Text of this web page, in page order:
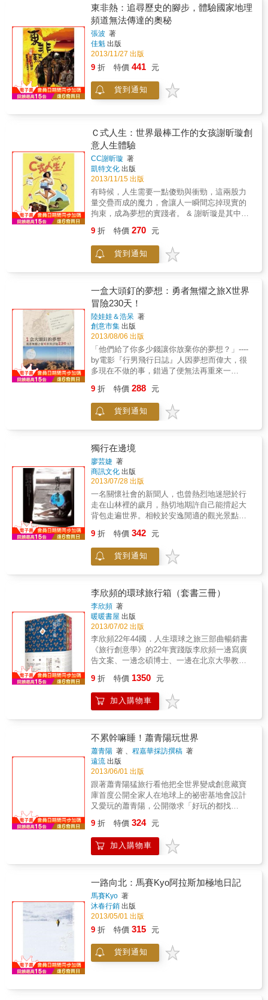
夜中街燈的妝點， 我們在旅行中感受日常的喜
悅。 輯五 他們的故事 不論世界的哪一個角
落，最美麗的風景，是人； 而最迷人的故事，
往往發生於旅途中最意想不到的角落。
洲、美洲、非洲、大洋洲、南極與北極等地區
即將消失的美麗奇特景色都蒐羅到本書的內容
之中。 【不同主題的特殊與豔麗景觀】 綠洲、
死海、冰河、雨林、洞穴、色彩絢麗的地貌、
山地、群島、谷地、島嶼、沼澤、海灣、湖
泊、珊瑚礁、紅樹林、火山群、寺廟、自然保
護區、古蹟保護區、古城、小小國度等。 【立
足台灣，展望世界】 臺灣的生態環境與地貌豐
富多變，其中不乏上述所提到的各種景觀與地
貌。在閱讀本書時，很自然地聯想到我們所生
活的島嶼，在憐惜書中所提到即將消失的地方
台灣每一寸土地的責任，以提升國人積極的環
保意識。 【描寫淺顯誠摯】 適合各個年齡層的
人閱讀。以感性的筆調出發，介紹每一個地方
的基本地理背景、美麗與景觀的特殊性、危機
指數、即將消失的原因等。 【圖片精美、經
典】 每個地區皆搭配經典特色的圖片，讓讀者
不只從文字感受其美麗與特別，從觀賞精美圖
片就拉近讀者與內容的距離。 【呼籲環保概
餘，也疾呼環保的重要性，提供「地球村」、
東非熱：追尋歷史的腳步，體驗國家地理
頻道無法傳達的奧秘
張波 著
佳魁 出版
2013/11/27 出版
9 折 特價 441 元
貨到通知
Ｃ式人生：世界最棒工作的女孩謝昕璇創
意人生體驗
CC謝昕璇 著
凱特文化 出版
2013/11/15 出版
有時候，人生需要一點傻勁與衝勁，這兩股力
量交疊而成的魔力，會讓人一瞬間忘掉現實的
拘束，成為夢想的實踐者。 & 謝昕璇是其中一
2013年6月，當全世界瘋狂追逐究竟是誰，即將
成為「全世界最棒工作」的擁有者，謝昕璇以
她開朗的笑容、還有她自稱不輪轉的英語，成
力，讓自己投入在想做的事情裡。「每件事不
會只有最好或最壞的結果，最重要的是做的當
下快樂與否」，謝昕璇以這樣的信念參與了澳
洲旅遊局的「世界最棒工作」選拔，一路過關
斬將，讓世界看見她的存在。 她參與當地培訓
計畫，高人氣的精彩表現讓人瘋狂，她的天馬
行空成為獨樹一格的招牌；她說自己英語不夠
好，比手畫腳的肢體動作更能拉近人與人之間
的關係，用心交流才能體驗地球村的精神。源
源不絕的創意與活力在她身上散發，全世界看
意想不到！」謝昕璇獨一無二的C式人生，正從
舞台上揭曉選拔結果的那一秒鐘開始，如跑馬
燈般閃過她的腦海，原來成長階段所受的啟發
本書特色 &&&& &ldquo;The Winner of Wildlife
Caretaker Is&hellip;&hellip;&rdquo; 我確信有
這麼一秒鐘全場是靜止無聲的，就跟所有大牌
檔電影在大爆炸前的那一刻都會變慢動作一樣
&hellip;&hellip;原來世界最棒工作的頭銜可以離
我這麼近，近得我彷彿嘗到了美夢成真的那種
甜味&hellip;&hellip; 我從未覺得自己是個平凡
以前，她是個嚮往自由、熱愛野外的無名女
孩， 現在，她是「世界最棒工作」、讓世界看
見台灣的CC謝昕璇！ 由澳洲旅遊局舉辦的「世
者。她活潑開朗的個性與不輪轉的英語，讓全
球的鎂光燈都為之折服，感受她天馬行空的個
人魅力。現在，她將從站上舞台等待最後決審
揭曉的那一刻開始倒數，讓人知道，瘋狂、愛
冒險、嚮往自由的她，是如何在開明教育的成
長環境中得到啟發，又在職場上獲取勇往前進
的力量，並且以行動力去追逐自己的美國打工
夢想，最後還能突破重重挑戰、累積網路高人
氣擠進「世界最棒工作」的選拔！
9 折 特價 270 元
貨到通知
一盒大頭釘的夢想：勇者無懼之旅X世界
冒險230天！
陸娃娃＆浩呆 著
創意市集 出版
2013/08/06 出版
「他們給了你多少錢讓你放棄你的夢想？」----
by電影『行男飛行日誌』人因夢想而偉大，很
多現在不做的事，錯過了便無法再重來一
呆展開了旅程，》》》也開始了他們的故
事……》》》一次勇者無懼的旅程，》》》橫
跨歐亞非17個國家的冒險旅程。2010年的夏
國家插上大頭釘，紀念自己的旅遊足跡，在很
久很久的以後，還可以驕傲地跟孩子們說：
「爸爸媽媽曾經來過這裡！」最後，他們在一
個不起眼的小文具店，花了15元，買到了心目
中理想的老牌傳統大頭釘。心血來潮的娃娃和
浩呆，數了一數裡頭共有133根大頭釘，浩呆突
然有感而發說：我們就訂個目標，用一輩子的
時間，把這133根大頭釘都給釘上去吧！聽完之
後超熱血的娃娃，想起了浩呆當初的結婚誓
重要的是一起創造回憶。錢，沒有了可以再
賺，但時間用完了就是用完了，一秒鐘都不會
剩，沒有所謂的重頭再來過……」娃娃回想起
經常看著網路、電視上的壯遊者分享自己的夢
想，敬佩他們走出自己的路，開創了自己的夢
想，而他們的人生？電影『行男飛行日誌』裡
的一句經典對白閃過她的腦海，喬治克隆尼對
著一位終生奉獻公司、卻將被資遣的資深員工
說：「他們給了你多少錢讓你放棄你的夢
想？」娃娃驚覺，很多事若沒有即時去做，日
後想來便都是遺憾和後悔了。於是，她和浩呆
開始著手規劃，決定放手一搏。他們要橫跨歐
亞非三大洲，進行超過200天的首部曲旅行，從
荷蘭開始，行腳至泰國結束，展開他們的勇者
無懼旅程。希望透過他們的旅行故事，能和更
9 折 特價 288 元
貨到通知
獨行在邊境
廖芸婕 著
商訊文化 出版
2013/07/28 出版
一名關懷社會的新聞人，也曾熱烈地迷戀於行
走在山林裡的歲月，熱切地期許自己能揹起大
背包走遍世界。相較於安逸閒適的觀光景點，
境、科索沃、印度、中尼公路、巴爾幹火藥
庫、金三角、喀什米爾、拉達克、流血車
禍......前中央社、蘋果日報記者廖芸婕 完成25
稀少的地域。
9 折 特價 342 元
貨到通知
李欣頻的環球旅行箱（套書三冊）
李欣頻 著
暖暖書屋 出版
2013/07/02 出版
李欣頻22年44國．人生環球之旅三部曲暢銷書
《旅行創意學》的22年實踐版李欣頻一邊寫廣
告文案、一邊念碩博士、一邊在北京大學教
來走了44個國家！這是她人生最精華的22年的
「人生環球之旅三部曲」，是她行萬里路，讓
你勝讀萬卷書的高單位創意胎盤素，為你光速
匯入與延展，20歲到42歲是李欣頻人生精華的
22年，環球旅行就是她啟蒙自己最激烈的學習
過程。「20歲到42歲是我人生至今最精華的22
年，離開學校後，環球旅行就是我啟蒙自己最
激烈的學習過程。一旦有了全觀鳥瞰與多元複
本的創意視野後，就再也回不去平凡單調的生
活，我一邊旅行、一邊汲取創意、一邊打造創
意版的自己、生活與工作方式，沒有任何障礙
與藉口阻擋在我與夢想之間，此刻就是我人生
交換人生，打死我都不願意！這是每一位廣告
企劃、美術設計、網路業、文化創意產業工作
者必看的遊創書！」──李欣頻李欣頻藉由本書
跟大家分享22年來影響她創意觀點最深遠的11
個國家，這11個國家讓叛逆的她找到與這世界
相處的新方式：異國的空間、無法描述的顏
色、未曾謀面的形狀、空氣裡的溫度、一連串
意外的驚喜與事件……這些讓她由微至鉅變的
起源，透過圖文的紀實描述，做為讀者日後要
創意不是一種職業，而是能在平凡中看到不凡
的獨特之處；旅行也不是遠行，而是即使在家
9 折 特價 1350 元
加入購物車
不累幹嘛睡！蕭青陽玩世界
蕭青陽 著 、程嘉華採訪撰稿 著
遠流 出版
2013/06/01 出版
跟著蕭青陽猛旅行看他把全世界變成創意藏寶
庫首度公開全家人在地球上的祕密基地會設計
又愛玩的蕭青陽，公開徵求「好玩的都找
從年頭玩到年尾，一共遊歷了五大洲十九個異
國城市。 在峇里島，他遇見真對味的朋友；到
撒哈拉，他體悟旅行或死亡都是人生重要的一
美獎遠行美國，他發誓要帶著全家猛看世界；
走訪京都清水寺，他與妹妹重新修補了疏離已
久的兄妹情……他發現這世界還有許多精彩等
著相遇，又有許多地方永遠來不及到達，驚覺
「青春不是無敵，青春是來不及」。這本書，
不只寫出旅行的新鮮和興奮，更呈現一位享譽
國際的設計師是如何養成，以及他對親情、愛
情、友情、生死、教育、夢的想像與實踐。
9 折 特價 324 元
加入購物車
一路向北：馬賽Kyo阿拉斯加極地日記
馬賽Kyo 著
沐春行銷 出版
2013/05/01 出版
9 折 特價 315 元
貨到通知